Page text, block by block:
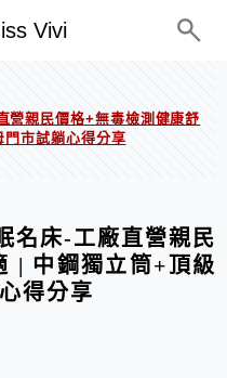
Vivi
營親民價格+無毒檢測健康舒
市試躺心得分享
名床-工廠直營親民
| 中鋼獨立筒+頂級
得分享